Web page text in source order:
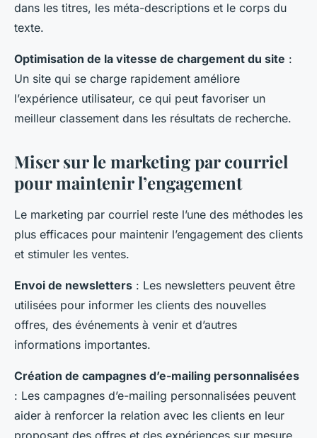
dans les titres, les méta-descriptions et le corps du
texte.
Optimisation de la vitesse de chargement du site :
Un site qui se charge rapidement améliore
l’expérience utilisateur, ce qui peut favoriser un
meilleur classement dans les résultats de recherche.
Miser sur le marketing par courriel
pour maintenir l’engagement
Le marketing par courriel reste l’une des méthodes les
plus efficaces pour maintenir l’engagement des clients
et stimuler les ventes.
Envoi de newsletters : Les newsletters peuvent être
utilisées pour informer les clients des nouvelles
offres, des événements à venir et d’autres
informations importantes.
Création de campagnes d’e-mailing personnalisées
: Les campagnes d’e-mailing personnalisées peuvent
aider à renforcer la relation avec les clients en leur
proposant des offres et des expériences sur mesure.